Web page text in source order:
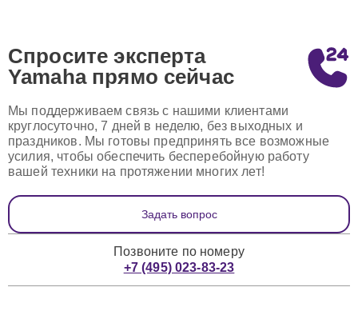
Спросите эксперта
Yamaha прямо сейчас
Мы поддерживаем связь с нашими клиентами
круглосуточно, 7 дней в неделю, без выходных и
праздников. Мы готовы предпринять все возможные
усилия, чтобы обеспечить бесперебойную работу
вашей техники на протяжении многих лет!
Задать вопрос
Позвоните по номеру
+7 (495) 023-83-23